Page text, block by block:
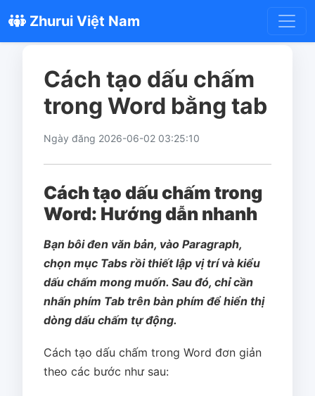
Zhurui Việt Nam
Cách tạo dấu chấm
trong Word bằng tab
Ngày đăng 2026-06-02 03:25:10
Cách tạo dấu chấm trong
Word: Hướng dẫn nhanh
Bạn bôi đen văn bản, vào Paragraph,
chọn mục Tabs rồi thiết lập vị trí và kiểu
dấu chấm mong muốn. Sau đó, chỉ cần
nhấn phím Tab trên bàn phím để hiển thị
dòng dấu chấm tự động.
Cách tạo dấu chấm trong Word đơn giản
theo các bước như sau: